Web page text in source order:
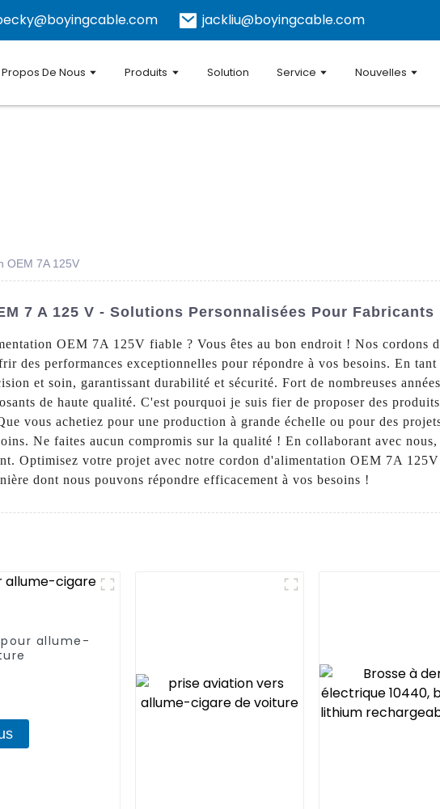
jackliu@boyingcable.com
Propos De Nous Produits Solution Service Nouvelles
OEM 7A 125V
7 A 125 V - Solutions Personnalisées Pour
OEM 7A 125V fiable ? Vous êtes au bon endroit ! Nos cordons
des performances exceptionnelles pour répondre à vos besoins. En
et soin, garantissant durabilité et sécurité. Fort de nombreuses
de haute qualité. C'est pourquoi je suis fier de proposer des
vous achetiez pour une production à grande échelle ou pour des
Ne faites aucun compromis sur la qualité ! En collaborant avec
Optimisez votre projet avec notre cordon d'alimentation OEM 7A 125V
dont nous pouvons répondre efficacement à vos besoins !
allume-